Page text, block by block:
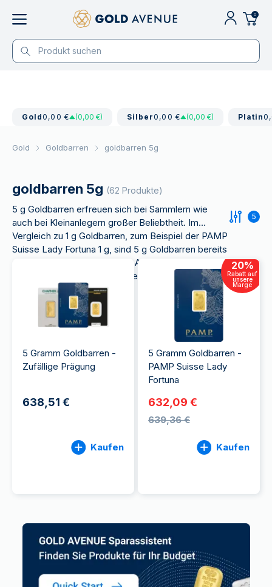
0
Gold0,00 € (0,00 €) Silber0,00 € (0,00 €) Platin
Gold Goldbarren goldbarren 5g
goldbarren 5g (62 Produkte)
5 g Goldbarren erfreuen sich bei Sammlern wie
auch bei Kleinanlegern großer Beliebtheit. Im
Vergleich zu 1 g Goldbarren, zum Beispiel der PAMP
Suisse Lady Fortuna 1 g, sind 5 g Goldbarren bereits
zu einem deutlich geringeren Aufpreis erhältlich,
was sie für Klein- und Erstanleger interessant
macht.
5
5 Gramm Goldbarren -
Zufällige Prägung
638,51 €
Kaufen
20%
Rabatt auf
unsere
Marge
5 Gramm Goldbarren -
PAMP Suisse Lady
Fortuna
632,09 €
639,36 €
Kaufen